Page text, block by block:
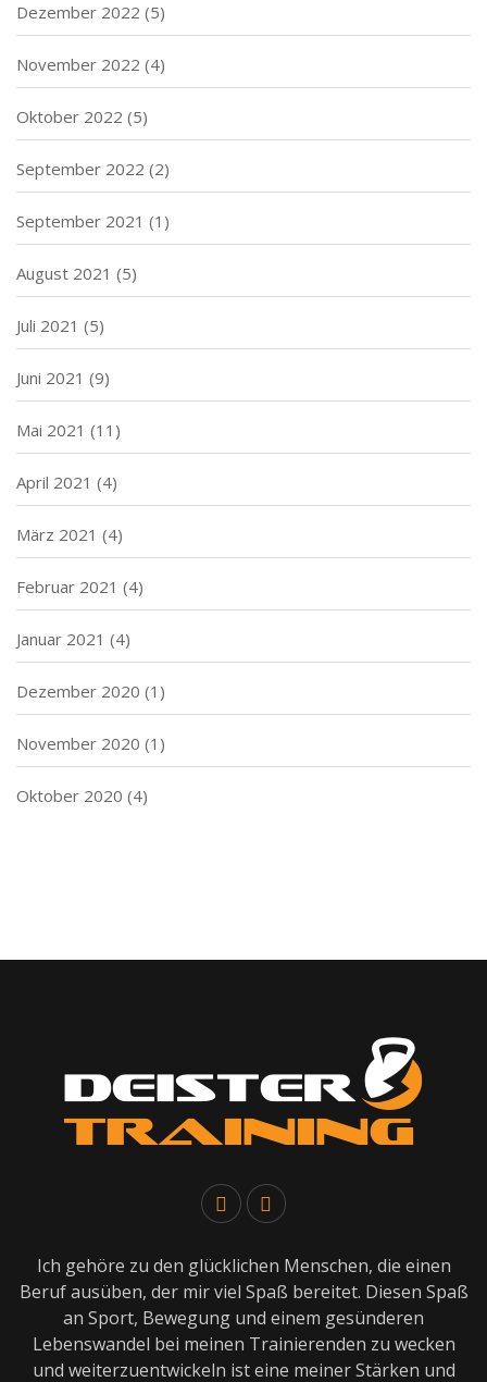
Dezember 2022 (5)
November 2022 (4)
Oktober 2022 (5)
September 2022 (2)
September 2021 (1)
August 2021 (5)
Juli 2021 (5)
Juni 2021 (9)
Mai 2021 (11)
April 2021 (4)
März 2021 (4)
Februar 2021 (4)
Januar 2021 (4)
Dezember 2020 (1)
November 2020 (1)
Oktober 2020 (4)
Ich gehöre zu den glücklichen Menschen, die einen
Beruf ausüben, der mir viel Spaß bereitet. Diesen Spaß
an Sport, Bewegung und einem gesünderen
Lebenswandel bei meinen Trainierenden zu wecken
und weiterzuentwickeln ist eine meiner Stärken und